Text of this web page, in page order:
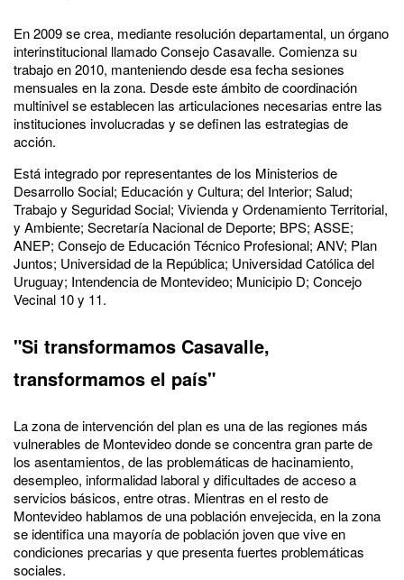
En 2009 se crea, mediante resolución departamental, un órgano
interinstitucional llamado Consejo Casavalle. Comienza su
trabajo en 2010, manteniendo desde esa fecha sesiones
mensuales en la zona. Desde este ámbito de coordinación
multinivel se establecen las articulaciones necesarias entre las
instituciones involucradas y se definen las estrategias de
acción.
Está integrado por representantes de los Ministerios de
Desarrollo Social; Educación y Cultura; del Interior; Salud;
Trabajo y Seguridad Social; Vivienda y Ordenamiento Territorial,
y Ambiente; Secretaría Nacional de Deporte; BPS; ASSE;
ANEP; Consejo de Educación Técnico Profesional; ANV; Plan
Juntos; Universidad de la República; Universidad Católica del
Uruguay; Intendencia de Montevideo; Municipio D; Concejo
Vecinal 10 y 11.
"Si transformamos Casavalle,
transformamos el país"
La zona de intervención del plan es una de las regiones más
vulnerables de Montevideo donde se concentra gran parte de
los asentamientos, de las problemáticas de hacinamiento,
desempleo, informalidad laboral y dificultades de acceso a
servicios básicos, entre otras. Mientras en el resto de
Montevideo hablamos de una población envejecida, en la zona
se identifica una mayoría de población joven que vive en
condiciones precarias y que presenta fuertes problemáticas
sociales.